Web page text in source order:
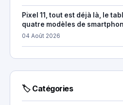
Pixel 11, tout est déjà là, le
quatre modèles de
04 Août 2026
🏷 Catégories